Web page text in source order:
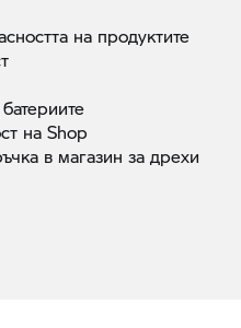
на продуктите
батериите
наShop
в магазин задрехи